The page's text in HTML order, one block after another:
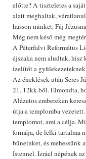
előtte? A tiszteletes a
alatt meghaltak,
hasson minket. Fáj
Még nem késő még
A Péterfalvi Református
éjszaka nem aludtak,
ízelítőt a
Az éneklések után Seres
21, 12kk-ből. Elmondta,
Alázatos embereken
útja a templomba
templomot, ami a célja.
formája, de lelki tartalma
bűneinket, és mehessünk
Istennel. Izráel népének